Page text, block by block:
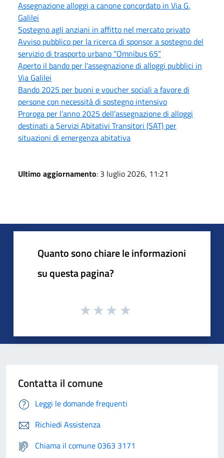
Assegnazione alloggi a canone concordato in Via G.
Galilei
Sostegno agli anziani in affitto nel mercato privato
Avviso pubblico per la ricerca di sponsor a sostegno del
servizio di trasporto urbano “Omnibus 65”
Aperto il bando per l'assegnazione di alloggi pubblici in
Via Galilei
Bando 2025 per buoni e voucher sociali a favore di
persone con necessità di sostegno intensivo
Proroga per l’anno 2025 dell’assegnazione di alloggi
destinati a Servizi Abitativi Transitori (SAT) per
situazioni di emergenza abitativa
Ultimo aggiornamento: 3 luglio 2026, 11:21
Quanto sono chiare le informazioni
su questa pagina?
Contatta il comune
Leggi le domande frequenti
Richiedi Assistenza
Chiama il comune 0363 3171